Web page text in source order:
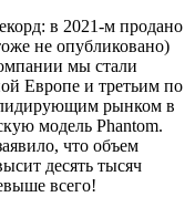
в 2021-м продано
не опубликовано)
мы стали
Европе и третьим по
рынком в
модель Phantom.
что объем
десять тысяч
всего!